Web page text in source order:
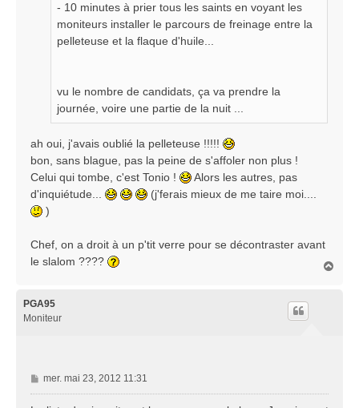
- 10 minutes à prier tous les saints en voyant les
moniteurs installer le parcours de freinage entre la
pelleteuse et la flaque d'huile...
vu le nombre de candidats, ça va prendre la
journée, voire une partie de la nuit ...
ah oui, j'avais oublié la pelleteuse !!!!!
bon, sans blague, pas la peine de s'affoler non plus !
Celui qui tombe, c'est Tonio !
Alors les autres, pas
d'inquiétude...
(j'ferais mieux de me taire moi....
)
Chef, on a droit à un p'tit verre pour se décontraster avant
le slalom ????
PGA95
Moniteur
M
e
mer. mai 23, 2012 11:31